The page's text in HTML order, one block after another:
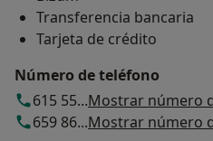
Transferencia bancaria
Tarjeta de crédito
Número de teléfono
615 55...Mostrar número
659 86...Mostrar número